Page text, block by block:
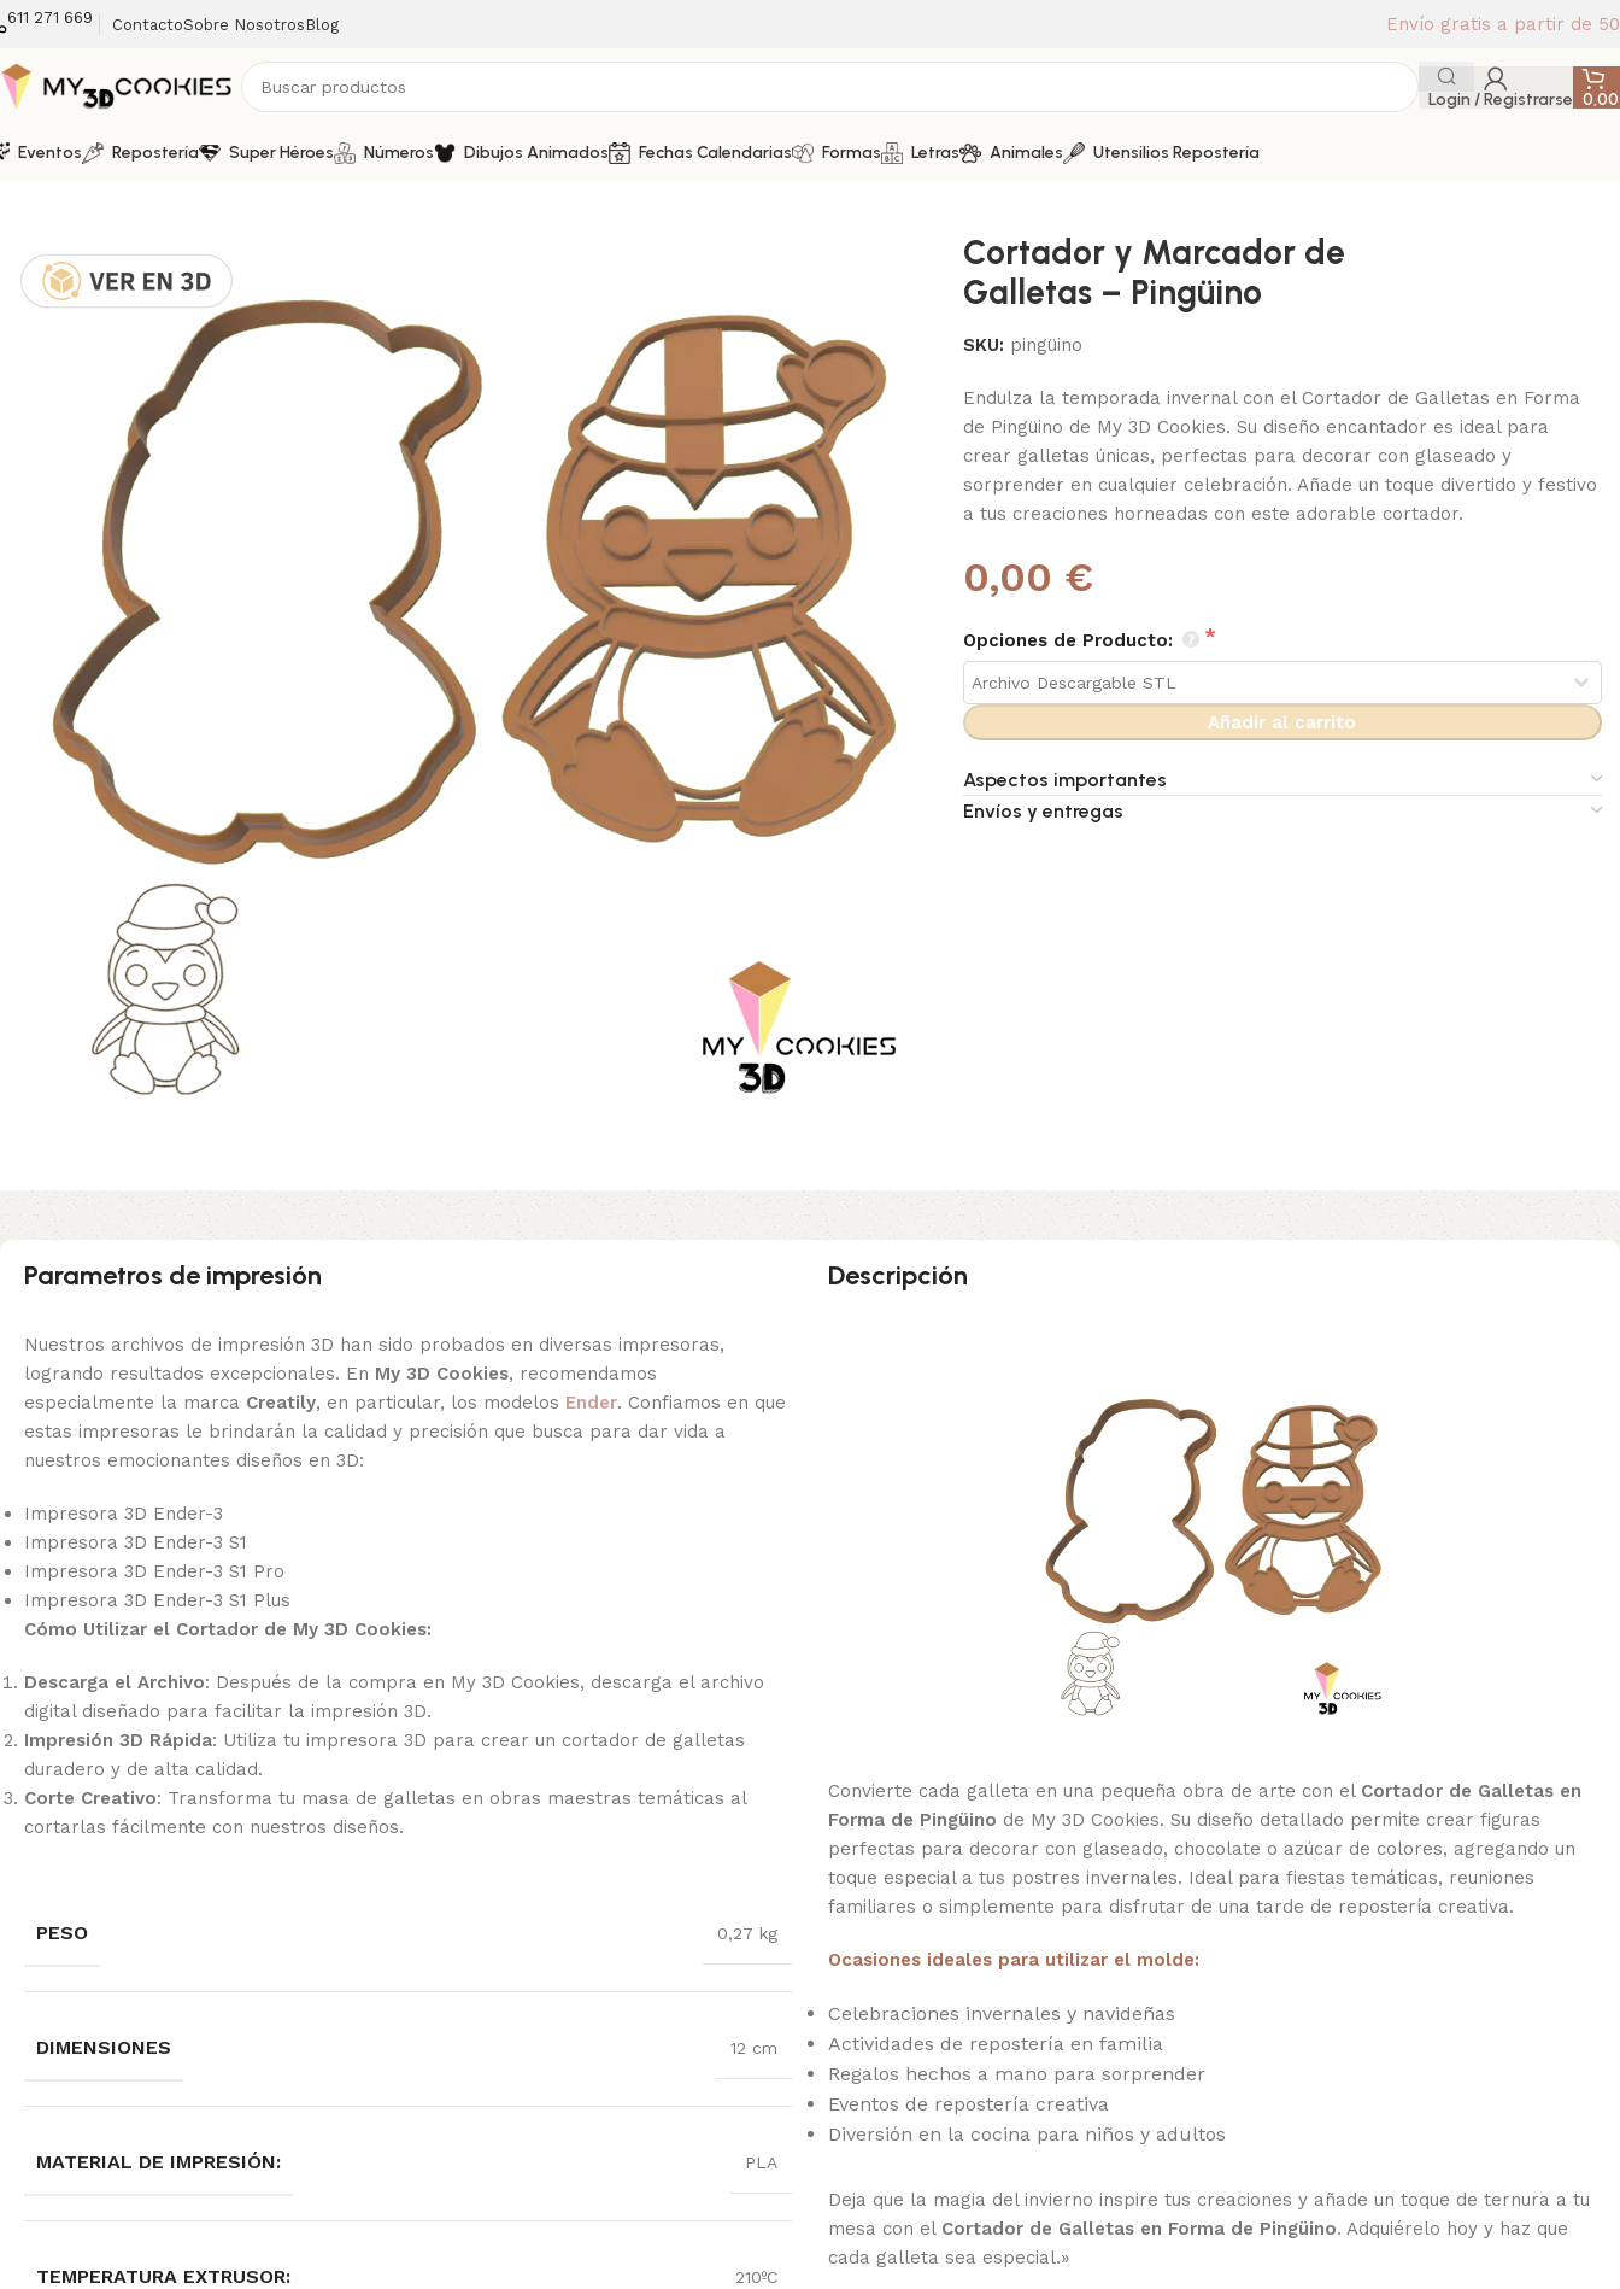
611 271 669 ContactoSobre Nosotros Blog Envío gratis a partir de
Login / Registrarse
Eventos Repostería Super Héroes Números Dibujos Animados Fechas Calendarias Formas Letras Animales Utensilios Repostería
Fechas Calendarias Cortador y Marcador de Galletas – Pingüino
Cortador y Marcador de
Galletas – Pingüino
SKU: pingüino
Endulza la temporada invernal con el Cortador de Galletas en Forma
de Pingüino de My 3D Cookies. Su diseño encantador es ideal para
crear galletas únicas, perfectas para decorar con glaseado y
sorprender en cualquier celebración. Añade un toque divertido y festivo
a tus creaciones horneadas con este adorable cortador.
0,00 €
Opciones de Producto:
Añadir al carrito
Aspectos importantes
Envíos y entregas
Parametros de impresión
Nuestros archivos de impresión 3D han sido probados en diversas impresoras,
logrando resultados excepcionales. En My 3D Cookies, recomendamos
especialmente la marca Creatily, en particular, los modelos Ender. Confiamos en que
estas impresoras le brindarán la calidad y precisión que busca para dar vida a
nuestros emocionantes diseños en 3D:
Impresora 3D Ender-3
Impresora 3D Ender-3 S1
Impresora 3D Ender-3 S1 Pro
Impresora 3D Ender-3 S1 Plus
Cómo Utilizar el Cortador de My 3D Cookies:
Descarga el Archivo: Después de la compra en My 3D Cookies, descarga el archivo
digital diseñado para facilitar la impresión 3D.
Impresión 3D Rápida: Utiliza tu impresora 3D para crear un cortador de galletas
duradero y de alta calidad.
Corte Creativo: Transforma tu masa de galletas en obras maestras temáticas al
cortarlas fácilmente con nuestros diseños.
PESO 0,27 kg
DIMENSIONES 12 cm
MATERIAL DE IMPRESIÓN: PLA
TEMPERATURA EXTRUSOR: 210ºC
Descripción
Convierte cada galleta en una pequeña obra de arte con el Cortador de Galletas en
Forma de Pingüino de My 3D Cookies. Su diseño detallado permite crear figuras
perfectas para decorar con glaseado, chocolate o azúcar de colores, agregando un
toque especial a tus postres invernales. Ideal para fiestas temáticas, reuniones
familiares o simplemente para disfrutar de una tarde de repostería creativa.
Ocasiones ideales para utilizar el molde:
Celebraciones invernales y navideñas
Actividades de repostería en familia
Regalos hechos a mano para sorprender
Eventos de repostería creativa
Diversión en la cocina para niños y adultos
Deja que la magia del invierno inspire tus creaciones y añade un toque de ternura a tu
mesa con el Cortador de Galletas en Forma de Pingüino. Adquiérelo hoy y haz que
cada galleta sea especial.»